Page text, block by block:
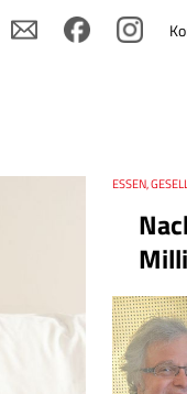
Thema
ESSEN,
Datum